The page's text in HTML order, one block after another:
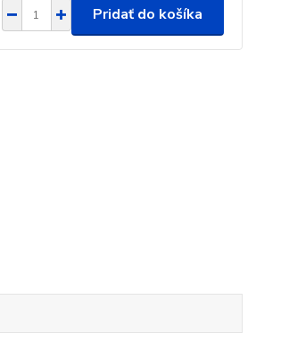
Pridať do košíka